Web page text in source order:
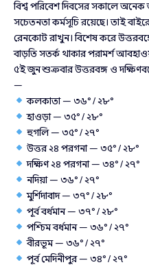
বিশ্ব পরিবেশ দিবসের সকালে অনেক
সচেতনতা কর্মসূচি রয়েছে। তাই
রেনকোট রাখুন। বিশেষ করে
বাড়তি সতর্ক থাকার পরামর্শ
৫ই জুন শুক্রবার উত্তরবঙ্গ ও
—
কলকাতা — ৩৬° / ২৮°
হাওড়া — ৩৫° / ২৮°
হুগলি — ৩৫° / ২৭°
উত্তর ২৪ পরগনা — ৩৫° / ২৮°
দক্ষিণ ২৪ পরগনা — ৩৪° / ২৭°
নদিয়া — ৩৬° / ২৭°
মুর্শিদাবাদ — ৩৭° / ২৮°
পূর্ব বর্ধমান — ৩৭° / ২৮°
পশ্চিম বর্ধমান — ৩৬° / ২৭°
বীরভূম — ৩৬° / ২৭°
পূর্ব মেদিনীপুর — ৩৪° / ২৭°